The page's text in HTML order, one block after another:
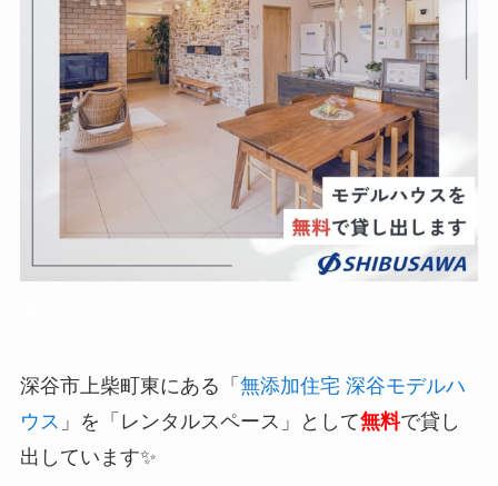
深谷市上柴町東にある「 無添加住宅 深谷モデルハ
ウス 」を「レンタルスペース」として無料で貸し
出しています✨